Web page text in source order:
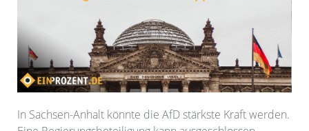
In Sachsen-Anhalt könnte die AfD stärkste Kraft werden.